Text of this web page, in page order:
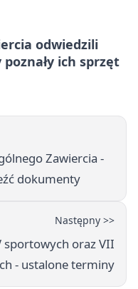
odwiedzili
poznały ich sprzęt
Zawiercia -
dokumenty
Następny >>
sportowych oraz VII
- ustalone terminy